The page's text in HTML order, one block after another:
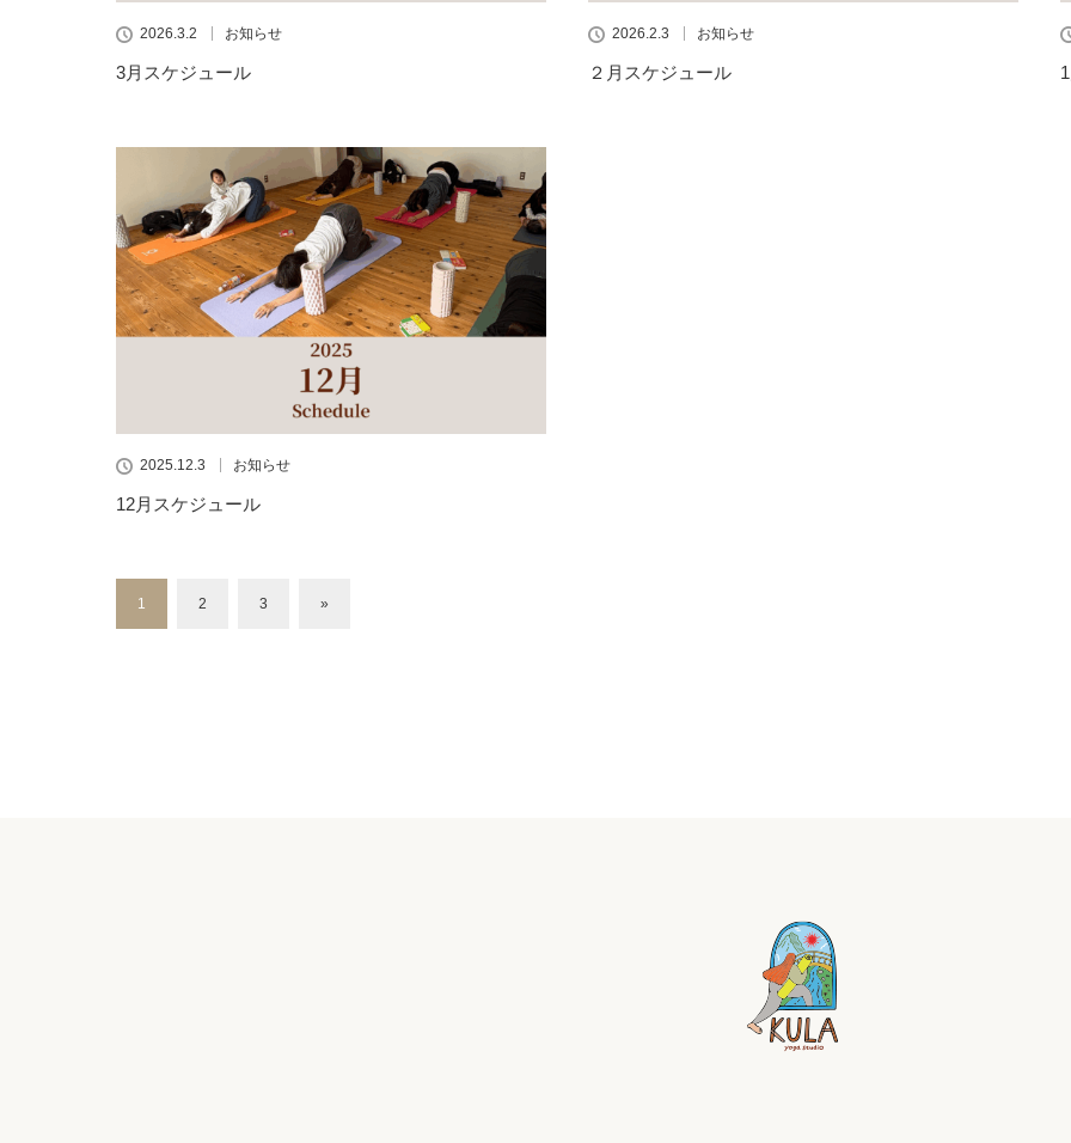
2026.3.2 お知らせ
3月スケジュール
2026.2.3 お知らせ
２月スケジュール
2025.12.3 お知らせ
12月スケジュール
1 2 3 »